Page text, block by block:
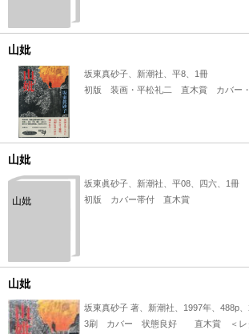
山妣
坂東真砂子、新潮社、平8、1冊
初版 装画・平松礼二 直木賞 カバー
山妣
山妣
坂東眞砂子、新潮社、平08、四六、1冊
初版 カバー帯付 直木賞
山妣
坂東真砂子 著、新潮社、1997年、488p
3刷 カバー 状態良好 直木賞 ＜レタ